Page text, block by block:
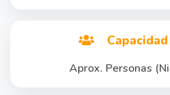
Aprox. Personas